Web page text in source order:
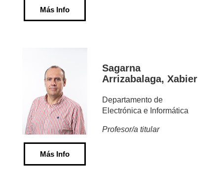
Más Info
Más Info
Sagarna
Arrizabalaga, Xabier
Departamento de
Electrónica e Informática
Profesor/a titular